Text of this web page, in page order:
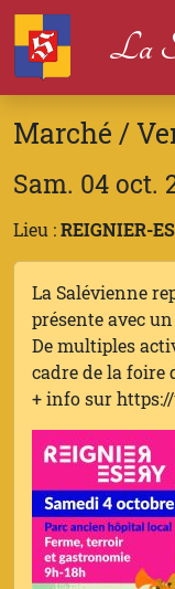
La
Marché /
Sam. 04 oct.
Lieu :REIGNIER-
La Salévienne
présente avec
De multiples
cadre de la foire
+ info sur